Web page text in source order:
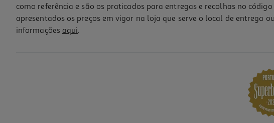
como referência e são os praticados para entregas e recolhas no
apresentados os preços em vigor na loja que serve o local de entrega
informações aqui.